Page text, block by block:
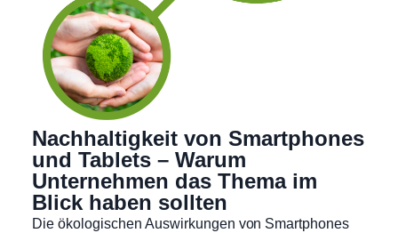
Nachhaltigkeit von Smartphones
und Tablets – Warum
Unternehmen das Thema im
Blick haben sollten
Die ökologischen Auswirkungen von Smartphones